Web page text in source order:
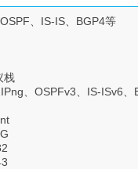
、IS-IS、BGP4等
栈
、OSPFv3、IS-ISv6、